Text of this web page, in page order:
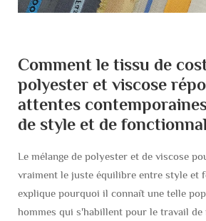
Comment le tissu de
polyester et viscose
attentes
de style et de
Le mélange de polyester et de viscose
vraiment le juste équilibre entre style et
explique pourquoi il connaît une telle
hommes qui s'habillent pour le travail de